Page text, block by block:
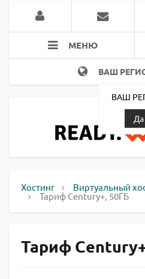
МЕНЮ
ВАШ
ВАШ
Да
Хостинг Виртуальный
Тариф Century+, 50ГБ
Тариф